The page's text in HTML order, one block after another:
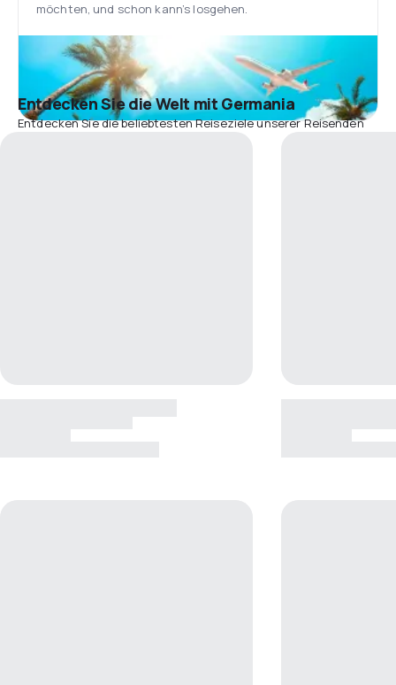
möchten, und schon kann’s losgehen.
Entdecken Sie die Welt mit Germania
Entdecken Sie die beliebtesten Reiseziele unserer Reisenden